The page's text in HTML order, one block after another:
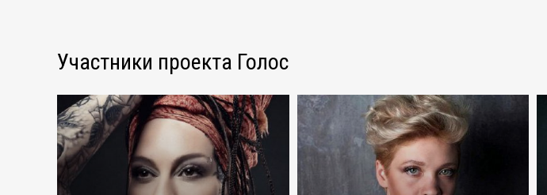
Участники проекта Голос